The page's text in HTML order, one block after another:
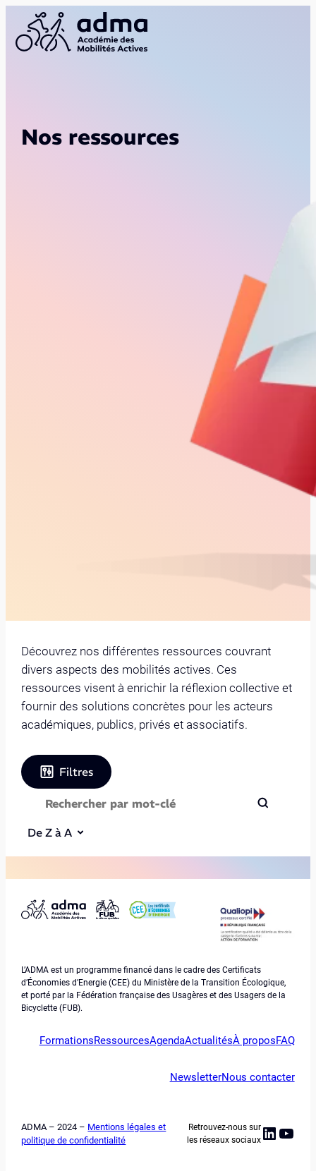
Nos ressources
Découvrez nos différentes ressources couvrant
divers aspects des mobilités actives. Ces
ressources visent à enrichir la réflexion collective et
fournir des solutions concrètes pour les acteurs
académiques, publics, privés et associatifs.
Filtres
De Z à A
L’ADMA est un programme financé dans le cadre des Certificats
d’Économies d’Energie (CEE) du Ministère de la Transition Écologique,
et porté par la Fédération française des Usagères et des Usagers de la
Bicyclette (FUB).
FormationsRessourcesAgendaActualitésÀ proposFAQ
NewsletterNous contacter
ADMA – 2024 – Mentions légales et
politique de confidentialité
Retrouvez-nous sur
les réseaux sociaux